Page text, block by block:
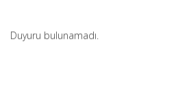
Duyuru bulunamadı.